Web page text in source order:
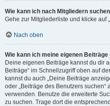
Wie kann ich nach Mitgliedern
Gehe zur Mitgliederliste und klicke auf
Nach oben
Wie kann ich meine eigenen Beiträge
Deine eigenen Beiträge kannst du dir
Beiträge“ im Schnellzugriff oben auf
kannst du auch „Deine Beiträge
oder „Beiträge des Benutzers
verwenden. Benutze die erweiterte
zu suchen. Trage dort die